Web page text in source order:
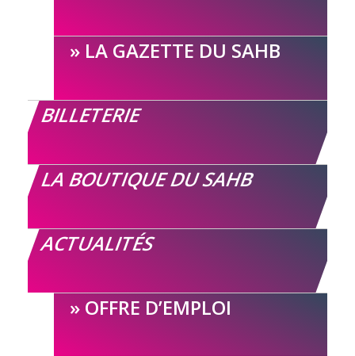
LA GAZETTE DU SAHB
BILLETERIE
LA BOUTIQUE DU SAHB
ACTUALITÉS
OFFRE D’EMPLOI